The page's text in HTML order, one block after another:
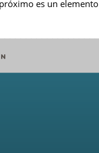
es un elemento